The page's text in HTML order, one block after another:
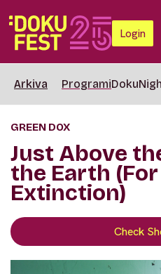
Login
Arkiva Programi
GREEN DOX
Just Above
the Earth
Extinction)
Check